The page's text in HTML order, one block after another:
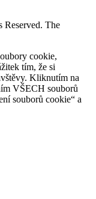
Reserved. The
cookie,
tím, že si
Kliknutím na
VŠECH souborů
souborů cookie“ a